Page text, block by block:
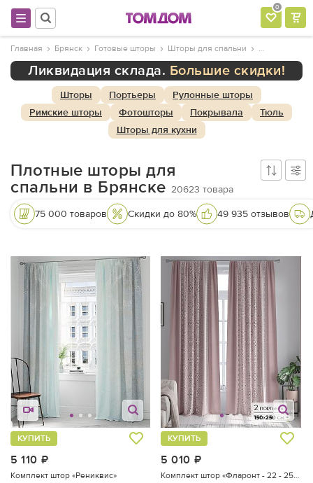
0
Главная Брянск Готовые шторы Шторы для спальни
Ликвидация склада. Большие скидки!
Шторы Портьеры
Рулонные шторы
Римские шторы
Фотошторы Покрывала
Тюль
Шторы для кухни
Плотные шторы для
спальни в Брянске 20623 товара
75 000 товаров Скидки до 80% 49 935 отзывов
5 110
КУПИТЬ
Комплект штор «Рениквис»
5 010
КУПИТЬ